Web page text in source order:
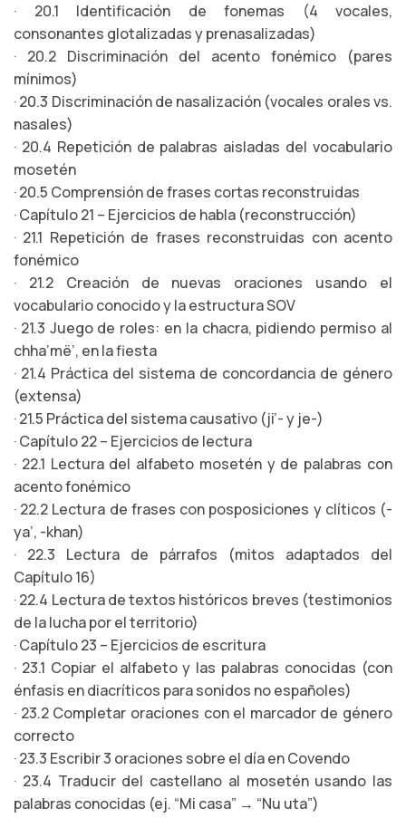
· 20.1 Identificación de fonemas (4 vocales,
consonantes glotalizadas y prenasalizadas)
· 20.2 Discriminación del acento fonémico (pares
mínimos)
· 20.3 Discriminación de nasalización (vocales orales vs.
nasales)
· 20.4 Repetición de palabras aisladas del vocabulario
mosetén
· 20.5 Comprensión de frases cortas reconstruidas
· Capítulo 21 – Ejercicios de habla (reconstrucción)
· 21.1 Repetición de frases reconstruidas con acento
fonémico
· 21.2 Creación de nuevas oraciones usando el
vocabulario conocido y la estructura SOV
· 21.3 Juego de roles: en la chacra, pidiendo permiso al
chha’më’, en la fiesta
· 21.4 Práctica del sistema de concordancia de género
(extensa)
· 21.5 Práctica del sistema causativo (ji’- y je-)
· Capítulo 22 – Ejercicios de lectura
· 22.1 Lectura del alfabeto mosetén y de palabras con
acento fonémico
· 22.2 Lectura de frases con posposiciones y clíticos (-
ya’, -khan)
· 22.3 Lectura de párrafos (mitos adaptados del
Capítulo 16)
· 22.4 Lectura de textos históricos breves (testimonios
de la lucha por el territorio)
· Capítulo 23 – Ejercicios de escritura
· 23.1 Copiar el alfabeto y las palabras conocidas (con
énfasis en diacríticos para sonidos no españoles)
· 23.2 Completar oraciones con el marcador de género
correcto
· 23.3 Escribir 3 oraciones sobre el día en Covendo
· 23.4 Traducir del castellano al mosetén usando las
palabras conocidas (ej. “Mi casa” → “Nu uta”)